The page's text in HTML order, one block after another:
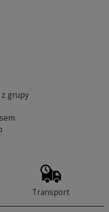
z grupy
Transport